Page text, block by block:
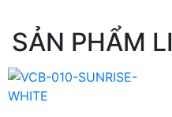
SẢN PHẨM